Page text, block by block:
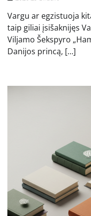
Vargu ar egzistuoja
taip giliai įsišaknijęs
Viljamo Šekspyro
Danijos princą, […]